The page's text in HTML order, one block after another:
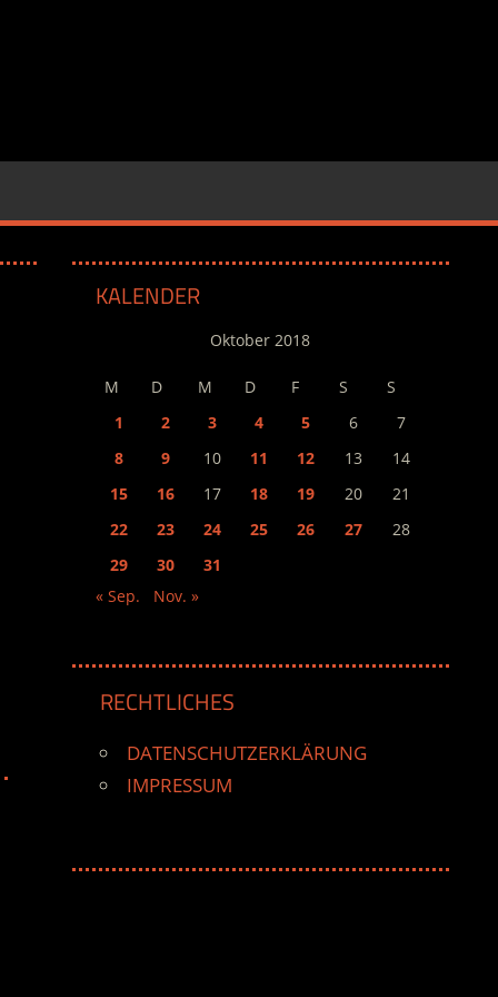
KALENDER
Oktober 2018
M D M D F S
S
1
2 3 4 5 6
7
8
9 10 11 12 13
14
15
16 17 18 19 20
21
22
23 24 25 26 27
28
29
30
31
« Sep.
Nov. »
RECHTLICHES
DATENSCHUTZERKLÄRUNG
IMPRESSUM